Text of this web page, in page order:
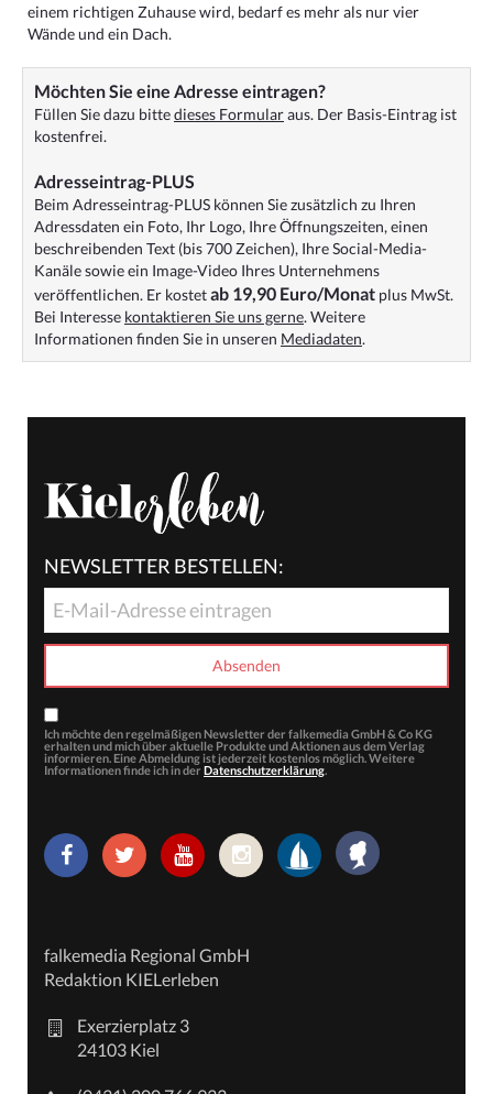
einem richtigen Zuhause wird, bedarf es mehr als nur vier
Wände und ein Dach.
Möchten Sie eine Adresse eintragen?
Füllen Sie dazu bittedieses Formularaus. Der Basis-Eintrag ist
kostenfrei.
Adresseintrag-PLUS
Beim Adresseintrag-PLUS können Sie zusätzlich zu Ihren
Adressdaten ein Foto, Ihr Logo, Ihre Öffnungszeiten, einen
beschreibenden Text (bis 700 Zeichen), Ihre Social-Media-
Kanäle sowie ein Image-Video Ihres Unternehmens
veröffentlichen. Er kostetab 19,90 Euro/Monat plus MwSt.
Bei Interesse kontaktieren Sie uns gerne. Weitere
Informationen finden Sie in unseren Mediadaten.
NEWSLETTER BESTELLEN:
Ich möchte den regelmäßigen Newsletter der falkemedia GmbH & Co KG
erhalten und mich über aktuelle Produkte und Aktionen aus dem Verlag
informieren. Eine Abmeldung ist jederzeit kostenlos möglich. Weitere
Informationen finde ich in der Datenschutzerklärung.
falkemedia Regional GmbH
Redaktion KIELerleben
Exerzierplatz 3
24103 Kiel